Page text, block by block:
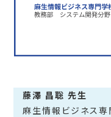
藤澤 昌聡 先生
麻生情報ビジネス